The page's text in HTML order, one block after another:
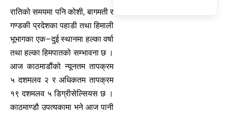
रातिको समयमा पनि कोशी, बागमती र
गण्डकी प्रदेशका पहाडी तथा हिमाली
भूभागका एक–दुई स्थानमा हल्का वर्षा
तथा हल्का हिमपातको सम्भावना छ ।
आज काठमाडौंको न्यूनतम तापक्रम
५ दशमलव २ र अधिकतम तापक्रम
१९ दशमलव ५ डिग्रीसेल्सियस छ ।
काठमाण्डौ उपत्यकामा भने आज पानी